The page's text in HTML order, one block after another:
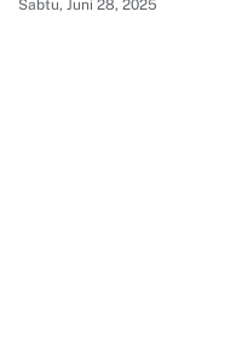
Sabtu, Juni 28, 2025